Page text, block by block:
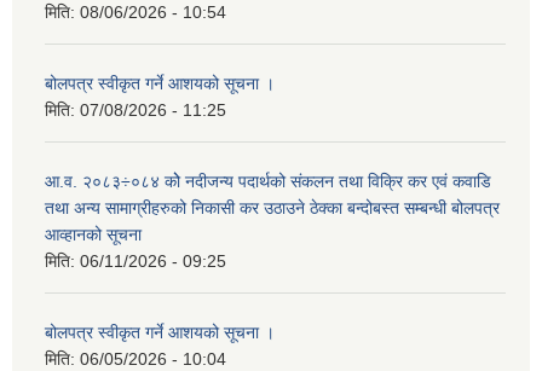
मिति: 08/06/2026 - 10:54
बोलपत्र स्वीकृत गर्ने आशयको सूचना ।
मिति: 07/08/2026 - 11:25
आ.व. २०८३÷०८४ कोे नदीजन्य पदार्थको संकलन तथा विक्रि कर एवं कवाडि
तथा अन्य सामाग्रीहरुको निकासी कर उठाउने ठेक्का बन्दोबस्त सम्बन्धी बोलपत्र
आव्हानको सूचना
मिति: 06/11/2026 - 09:25
बोलपत्र स्वीकृत गर्ने आशयको सूचना ।
मिति: 06/05/2026 - 10:04